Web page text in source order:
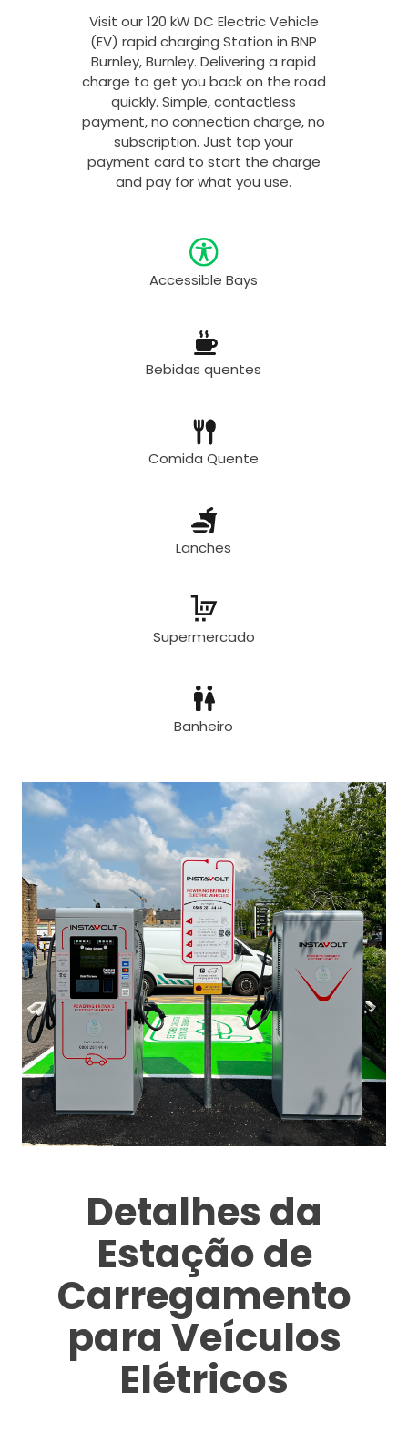
Visit our 120 kW DC Electric Vehicle
(EV) rapid charging Station in BNP
Burnley, Burnley. Delivering a rapid
charge to get you back on the road
quickly. Simple, contactless
payment, no connection charge, no
subscription. Just tap your
payment card to start the charge
and pay for what you use.
Accessible Bays
Bebidas quentes
Comida Quente
Lanches
Supermercado
Banheiro
Detalhes da
Estação de
Carregamento
para Veículos
Elétricos